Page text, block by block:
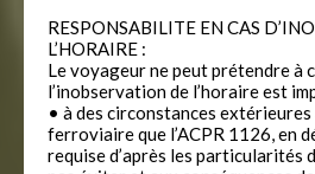
RESPONSABILITE EN CAS
L’HORAIRE :
Le voyageur ne peut prétendre à
l’inobservation de l’horaire est
• à des circonstances
ferroviaire que l’ACPR 1126, en
requise d’après les particularités